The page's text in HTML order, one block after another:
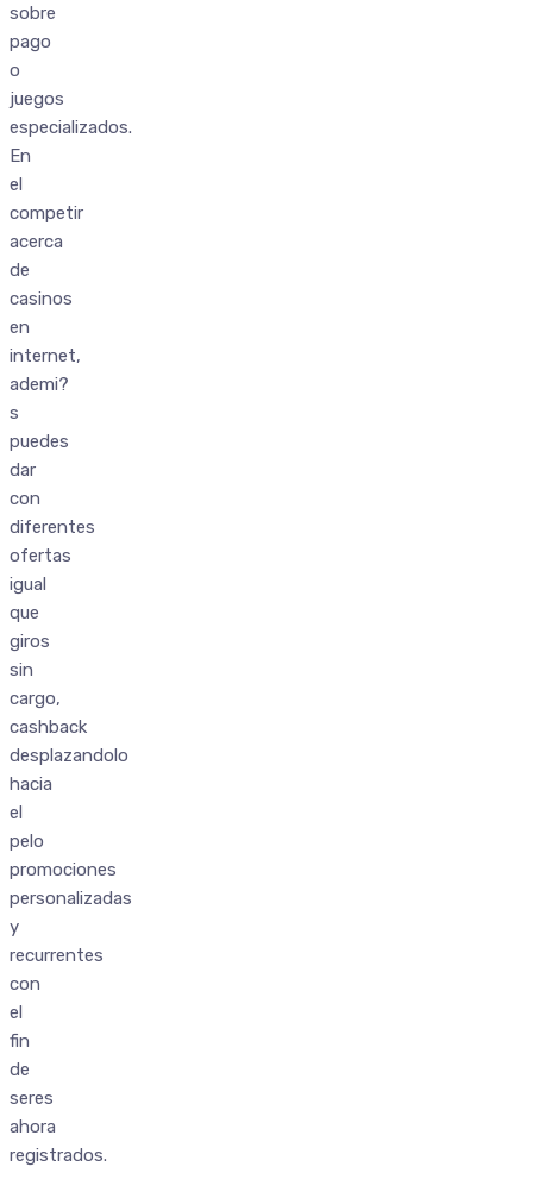
sobre
pago
o
juegos
especializados.
En
el
competir
acerca
de
casinos
en
internet,
ademi?
s
puedes
dar
con
diferentes
ofertas
igual
que
giros
sin
cargo,
cashback
desplazandolo
hacia
el
pelo
promociones
personalizadas
y
recurrentes
con
el
fin
de
seres
ahora
registrados.